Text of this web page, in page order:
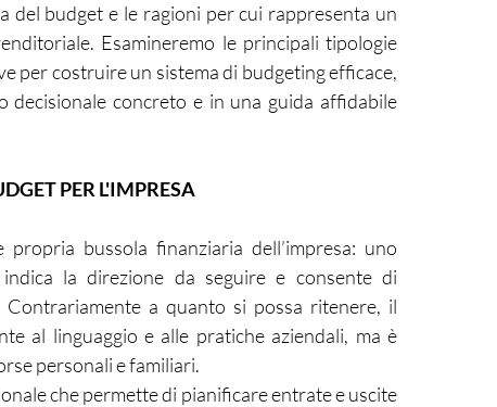
budget e le ragioni per cui rappresenta un
Esamineremo le principali tipologie
per costruire un sistema di budgeting efficace,
concreto e in una guida affidabile
PER L'IMPRESA
bussola finanziaria dell’impresa: uno
la direzione da seguire e consente di
a quanto si possa ritenere, il
al linguaggio e alle pratiche aziendali, ma è
personali e familiari.
che permette di pianificare entrate e uscite